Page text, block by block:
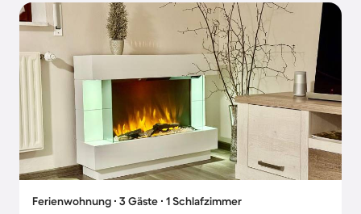
Ferienwohnung ∙ 3 Gäste ∙ 1 Schlafzimmer